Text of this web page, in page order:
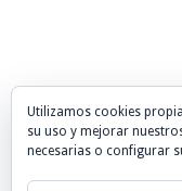
Utilizamos cookies
su uso y mejorar
necesarias o configurar